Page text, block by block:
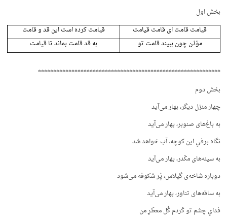
بخش اول
قیامت قامت ای قامت قیامت
قیامت کرده است این قد و قامت
مؤذن چون ببیند قامت تو
به قد قامت بماند تا قیامت
************************************************************
بخش دوم
چهار منزل دیگر، بهار می‌آید
به باغ‌های صنوبر، بهار می‌آید
نگاه برفیِ این کوچه، آب خواهد شد
به سینه‌های مکّدر، بهار می‌آید
دوباره شاخه‌ی گیلاس، پُر شکوفه می‌شود
به ساقه‌های تناور، بهار می‌آید
فدایِ چشم تو گردم گُل معطّرِ من